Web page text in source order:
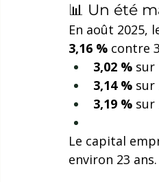
📊 Un été
En août 2025,
3,16 % contre
3,02 % sur
3,14 % sur
3,19 % sur
Le capital
environ 23